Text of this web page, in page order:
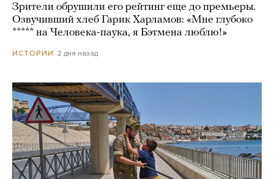
Зрители обрушили его рейтинг еще до премьеры.
Озвучивший хлеб Гарик Харламов: «Мне глубоко
***** на Человека-паука, я Бэтмена люблю!»
ИСТОРИИ 2 дня назад